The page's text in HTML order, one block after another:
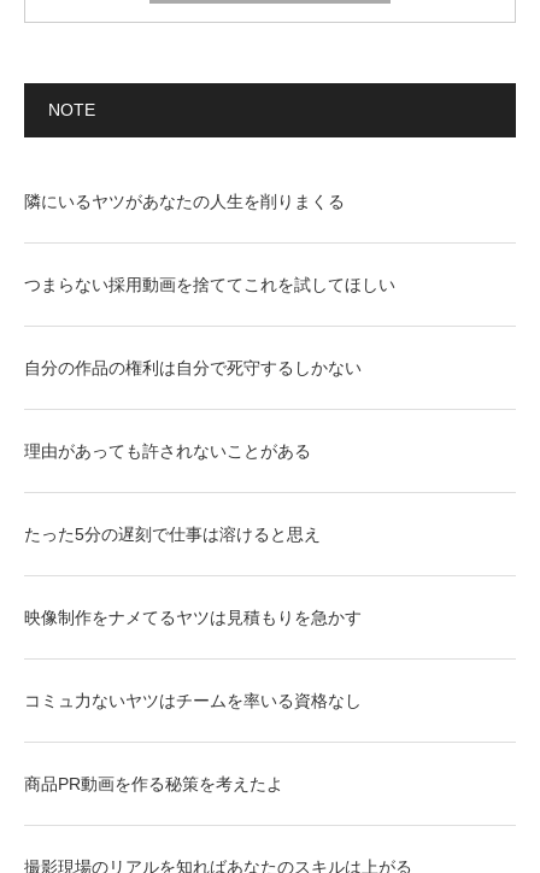
NOTE
隣にいるヤツがあなたの人生を削りまくる
つまらない採用動画を捨ててこれを試してほしい
自分の作品の権利は自分で死守するしかない
理由があっても許されないことがある
たった5分の遅刻で仕事は溶けると思え
映像制作をナメてるヤツは見積もりを急かす
コミュ力ないヤツはチームを率いる資格なし
商品PR動画を作る秘策を考えたよ
撮影現場のリアルを知ればあなたのスキルは上がる